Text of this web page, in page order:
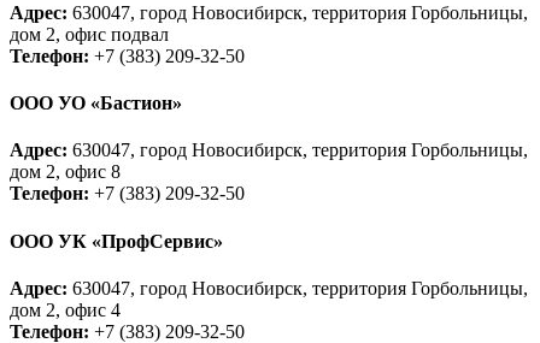
Адрес: 630047, город Новосибирск, территория Горбольницы,
дом 2, офис подвал
Телефон: +7 (383) 209-32-50
ООО УО «Бастион»
Адрес: 630047, город Новосибирск, территория Горбольницы,
дом 2, офис 8
Телефон: +7 (383) 209-32-50
ООО УК «ПрофСервис»
Адрес: 630047, город Новосибирск, территория Горбольницы,
дом 2, офис 4
Телефон: +7 (383) 209-32-50